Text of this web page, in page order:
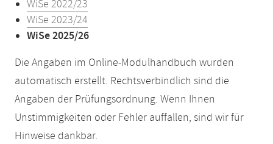
WiSe 2022/23
WiSe 2023/24
WiSe 2025/26
Die Angaben im Online-Modulhandbuch wurden
automatisch erstellt. Rechtsverbindlich sind die
Angaben der Prüfungsordnung. Wenn Ihnen
Unstimmigkeiten oder Fehler auffallen, sind wir für
Hinweise dankbar.